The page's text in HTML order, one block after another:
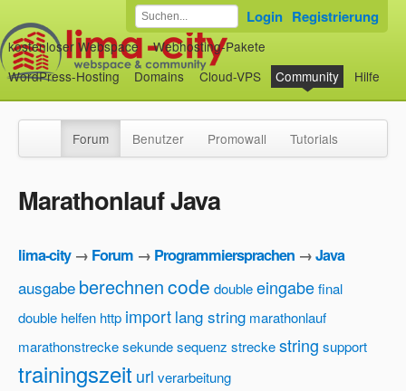
kostenloser Webspace
Webhosting-Pakete
WordPress-Hosting
Domains Cloud-VPS Community Hilfe
Login Registrierung
Forum Benutzer Promowall Tutorials
Marathonlauf Java
lima-city→ Forum → Programmiersprachen →Java
ausgabe berechnencode doubleeingabefinal
double helfen http import lang string marathonlauf
marathonstreckesekundesequenz streckestring support
trainingszeit url verarbeitung